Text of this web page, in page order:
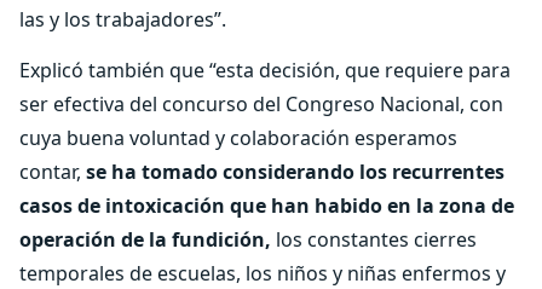
las y los trabajadores”.
Explicó también que “esta decisión, que requiere para
ser efectiva del concurso del Congreso Nacional, con
cuya buena voluntad y colaboración esperamos
contar, se ha tomado considerando los recurrentes
casos de intoxicación que han habido en la zona de
operación de la fundición, los constantes cierres
temporales de escuelas, los niños y niñas enfermos y